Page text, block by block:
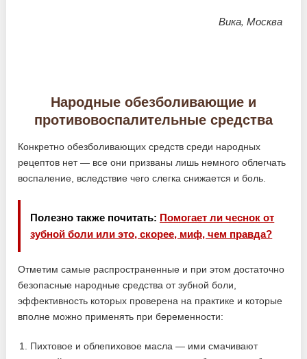
Вика, Москва
Народные обезболивающие и
противовоспалительные средства
Конкретно обезболивающих средств среди народных
рецептов нет — все они призваны лишь немного облегчать
воспаление, вследствие чего слегка снижается и боль.
Полезно также почитать: Помогает ли чеснок от
зубной боли или это, скорее, миф, чем правда?
Отметим самые распространенные и при этом достаточно
безопасные народные средства от зубной боли,
эффективность которых проверена на практике и которые
вполне можно применять при беременности:
Пихтовое и облепиховое масла — ими смачивают